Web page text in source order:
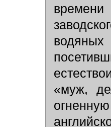
водяных
«муж,